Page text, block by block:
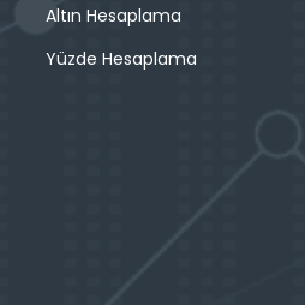
Altın Hesaplama
Yüzde Hesaplama